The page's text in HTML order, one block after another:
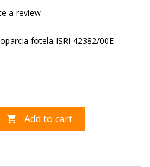
a review
fotela ISRI 42382/00E
 Add to cart